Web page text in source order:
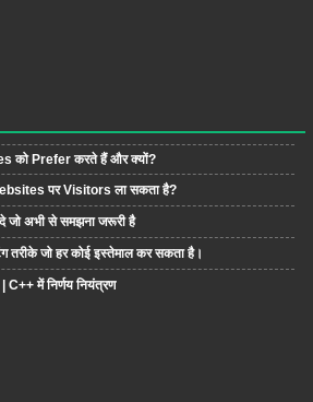
को Prefer करते हैं और क्यों?
पर Visitors ला सकता है?
अभी से समझना जरूरी है
तरीके जो हर कोई इस्तेमाल कर सकता है।
में निर्णय नियंत्रण